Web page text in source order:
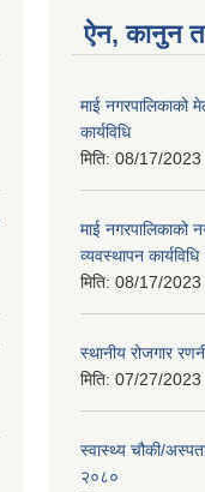
ऐन, कानुन
माई नगरपालिकाको
कार्यविधि
मिति: 08/17/2023
माई नगरपालिकाको
व्यवस्थापन
मिति: 08/17/
स्थानीय रोजगार
मिति: 07/27/2023
स्वास्थ्य चौकी/
२०८०